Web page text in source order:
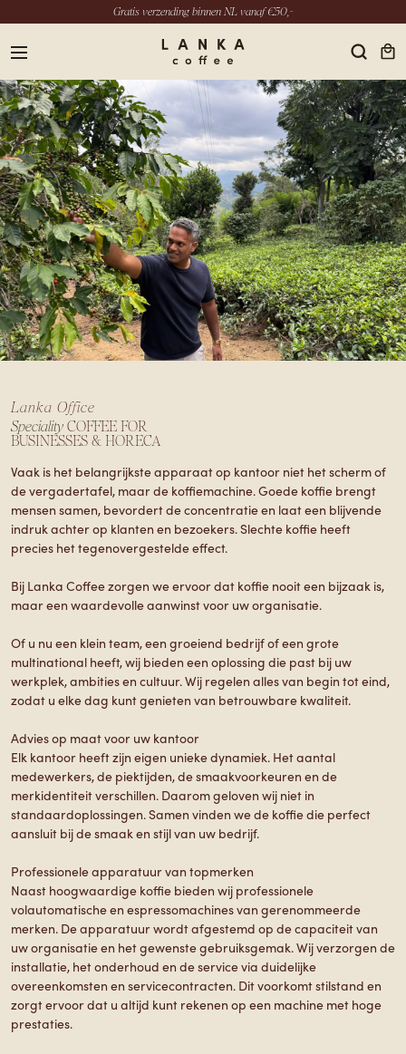
Gratis verzending binnen NL vanaf €50,-
menu
NL
INSTAGRAM
LINKEDIN
YOUTUBE
Lanka Office
Speciality COFFEE FOR
BUSINESSES & HORECA
Vaak is het belangrijkste apparaat op kantoor niet het scherm of
de vergadertafel, maar de koffiemachine. Goede koffie brengt
mensen samen, bevordert de concentratie en laat een blijvende
indruk achter op klanten en bezoekers. Slechte koffie heeft
precies het tegenovergestelde effect.
Bij Lanka Coffee zorgen we ervoor dat koffie nooit een bijzaak is,
maar een waardevolle aanwinst voor uw organisatie.
Of u nu een klein team, een groeiend bedrijf of een grote
multinational heeft, wij bieden een oplossing die past bij uw
werkplek, ambities en cultuur. Wij regelen alles van begin tot eind,
zodat u elke dag kunt genieten van betrouwbare kwaliteit.
Advies op maat voor uw kantoor
Elk kantoor heeft zijn eigen unieke dynamiek. Het aantal
medewerkers, de piektijden, de smaakvoorkeuren en de
merkidentiteit verschillen. Daarom geloven wij niet in
standaardoplossingen. Samen vinden we de koffie die perfect
aansluit bij de smaak en stijl van uw bedrijf.
Professionele apparatuur van topmerken
Naast hoogwaardige koffie bieden wij professionele
volautomatische en espressomachines van gerenommeerde
merken. De apparatuur wordt afgestemd op de capaciteit van
uw organisatie en het gewenste gebruiksgemak. Wij verzorgen de
installatie, het onderhoud en de service via duidelijke
overeenkomsten en servicecontracten. Dit voorkomt stilstand en
zorgt ervoor dat u altijd kunt rekenen op een machine met hoge
prestaties.